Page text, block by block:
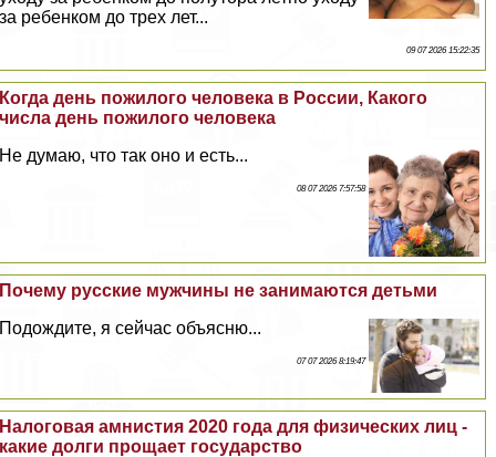
за ребенком до трех лет...
09 07 2026 15:22:35
Когда день пожилого человека в России, Какого
числа день пожилого человека
Не думаю, что так оно и есть...
08 07 2026 7:57:58
Почему русские мужчины не занимаются детьми
Подождите, я сейчас объясню...
07 07 2026 8:19:47
Налоговая амнистия 2020 года для физических лиц -
какие долги прощает государство